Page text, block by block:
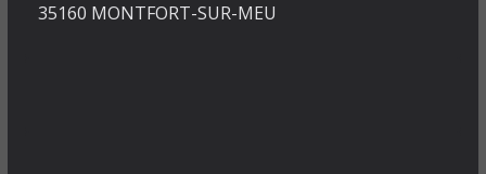
35160 MONTFORT-SUR-MEU